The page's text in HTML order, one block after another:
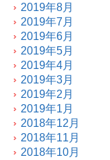
2019年8月
2019年7月
2019年6月
2019年5月
2019年4月
2019年3月
2019年2月
2019年1月
2018年12月
2018年11月
2018年10月